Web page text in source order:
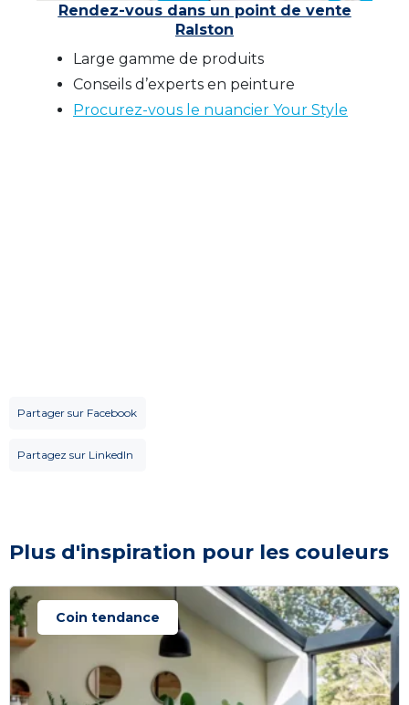
Rendez-vous dans un point de vente
Ralston
Large gamme de produits
Conseils d’experts en peinture
Procurez-vous le nuancier Your Style
Partager sur Facebook
Partagez sur LinkedIn
Plus d'inspiration pour les couleurs
Coin tendance